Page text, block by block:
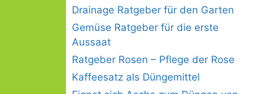
Drainage Ratgeber für den Garten
Gemüse Ratgeber für die erste
Aussaat
Ratgeber Rosen – Pflege der Rose
Kaffeesatz als Düngemittel